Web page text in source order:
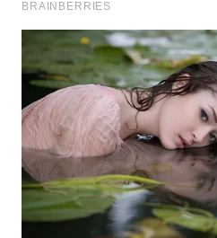
DAIRI
WN
DANAU
TOBA
WN
NIAS
WN